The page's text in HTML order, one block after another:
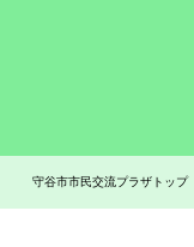
守谷市市民交流プラザトップ